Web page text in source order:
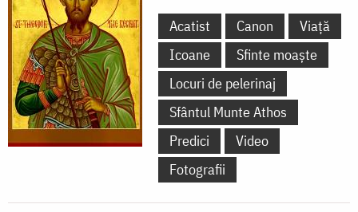
Acatist Canon
Viață
Icoane
Sfinte moaște
Locuri de pelerinaj
Sfântul Munte Athos
Predici
Video
Fotografii